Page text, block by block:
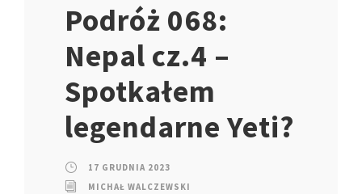
Podróż 068:
Nepal cz.4 –
Spotkałem
legendarne Yeti?
17 GRUDNIA 2023
MICHAŁ WALCZEWSKI